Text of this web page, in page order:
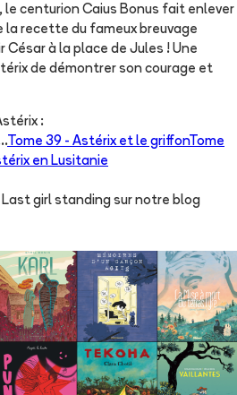
le centurion Caius Bonus fait enlever
la recette du fameux breuvage
César à la place de Jules ! Une
de démontrer son courage et
:
Tome 39 - Astérix et le griffonTome
en Lusitanie
girl standing sur notre blog